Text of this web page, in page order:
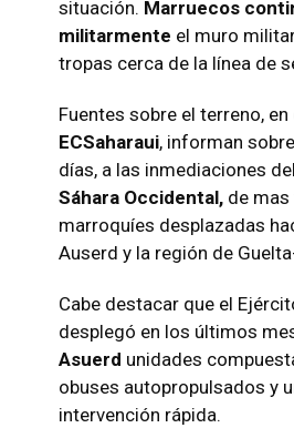
situación. Marruecos
militarmente el muro
tropas cerca de la línea de
Fuentes sobre el terreno, en
ECSaharaui, informan
días, a las inmediaciones
Sáhara Occidental, de
marroquíes desplazadas
Auserd y la región de
Cabe destacar que el
desplegó en los últimos
Asuerd unidades
obuses autopropulsados y
intervención rápida.